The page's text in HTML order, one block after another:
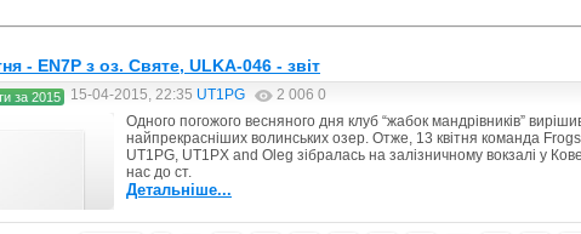
- EN7P з оз. Святе, ULKA-046 - звіт
за 2015 15-04-2015, 22:35 UT1PG 2 006 0
Одного погожого весняного дня клуб “жабок мандрівників”
найпрекрасніших волинських озер. Отже, 13 квітня команда
UT1PG, UT1PX and Oleg зібралась на залізничному вокзалі у
нас до ст.
Детальніше...